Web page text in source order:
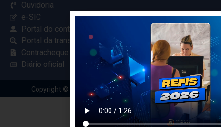
Ouvidoria
e-SIC
Portal do contribuinte
Portal da transparência
Contracheque online
Diário oficial
Copyright © 2024 Criado com pela Renovar Web